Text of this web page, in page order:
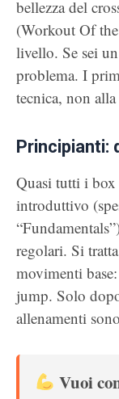
bellezza del
(Workout Of the
livello. Se sei
problema. I
tecnica, non
Principianti:
Quasi tutti i
introduttivo
regolari. Si
movimenti
jump. Solo
allenamenti
Vuoi